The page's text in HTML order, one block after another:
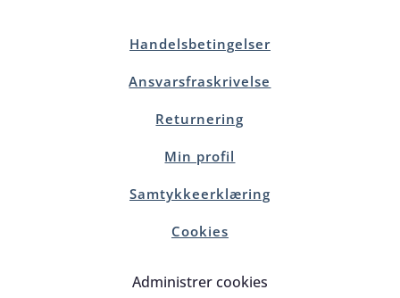
Handelsbetingelser
Ansvarsfraskrivelse
Returnering
Min profil
Samtykkeerklæring
Cookies
Administrer cookies